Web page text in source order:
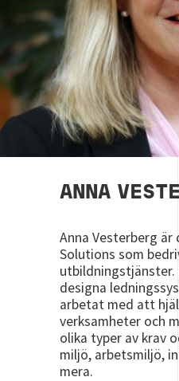
ANNA
Anna Vesterberg är
Solutions som
designa
arbetat med att
verksamheter och
olika typer av krav
miljö, arbetsmiljö,
mera.